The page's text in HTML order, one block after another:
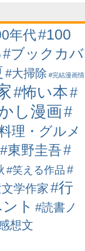
年代#100
#ブックカバ
#大掃除 #完結漫画情
#怖い本#
し漫画#
理・グルメ
#東野圭吾#
#笑える作品#
学作家#行
ト #読書ノ
想文